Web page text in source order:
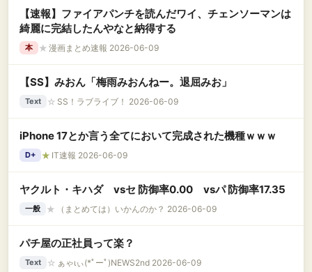
【速報】ファイアパンチを読んだワイ、チェンソーマンは
綺麗に完結したんやなと納得する
本 ★ 漫画まとめ速報 2026-06-09
【SS】みおん「梅雨みおんねー。退屈みお」
Text ☆ SS！ラブライブ！ 2026-06-09
iPhone 17とか言う全てにおいて完成された機種ｗｗｗ
D+ ★ IT速報 2026-06-09
ヤクルト・キハダ vsセ 防御率0.00 vsパ 防御率17.35
一般 ★ （まとめては）いかんのか？ 2026-06-09
パチ屋の正社員って楽？
Text ☆ ぁゃιぃ(*ﾟーﾟ)NEWS2nd 2026-06-09